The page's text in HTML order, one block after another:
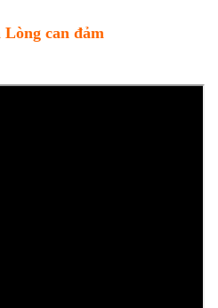
Lòng can đảm